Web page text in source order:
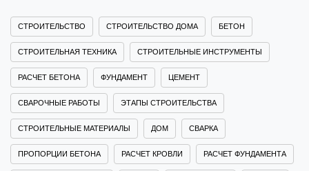
СТРОИТЕЛЬСТВО СТРОИТЕЛЬСТВО ДОМА БЕТОН
СТРОИТЕЛЬНАЯ ТЕХНИКА СТРОИТЕЛЬНЫЕ ИНСТРУМЕНТЫ
РАСЧЕТ БЕТОНА ФУНДАМЕНТ ЦЕМЕНТ
СВАРОЧНЫЕ РАБОТЫ ЭТАПЫ СТРОИТЕЛЬСТВА
СТРОИТЕЛЬНЫЕ МАТЕРИАЛЫ ДОМ СВАРКА
ПРОПОРЦИИ БЕТОНА РАСЧЕТ КРОВЛИ РАСЧЕТ ФУНДАМЕНТА